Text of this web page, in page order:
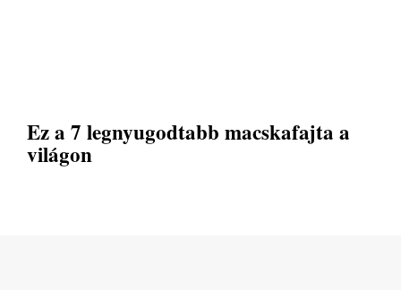
Ez a 7 legnyugodtabb macskafajta a
világon